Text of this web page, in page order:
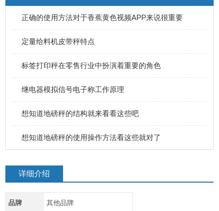
正确的使用方法对于香蕉黄色视频APP来说很重要
定量给料机皮带秤特点
标签打印秤在零售行业中扮演着重要的角色
继电器模拟信号电子称工作原理
想知道地磅秤的结构就来看看这些吧
想知道地磅秤的使用操作方法看这些就对了
详细介绍
品牌 其他品牌